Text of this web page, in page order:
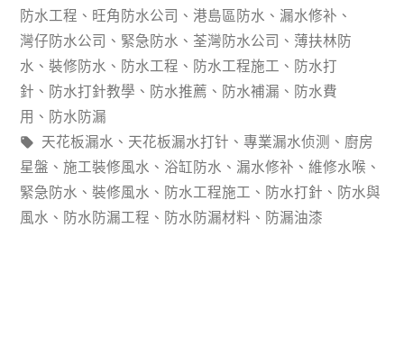
驟
圖
解
家
裝
水
電、
防水工程 、 旺角防水公司 、 港島區防水 、 漏水修补 、
灣仔防水公司 、 緊急防水 、 荃灣防水公司 、 薄扶林防
水 、 裝修防水 、 防水工程 、 防水工程施工 、 防水打
針 、 防水打針教學 、 防水推薦 、 防水補漏 、 防水費
用 、 防水防漏
標
籤:
天花板漏水 、 天花板漏水打针 、 專業漏水侦测 、 廚房
星盤 、 施工裝修風水 、 浴缸防水 、 漏水修补 、 維修水喉 、
緊急防水 、 裝修風水 、 防水工程施工 、 防水打針 、 防水與
風水 、 防水防漏工程 、 防水防漏材料 、 防漏油漆